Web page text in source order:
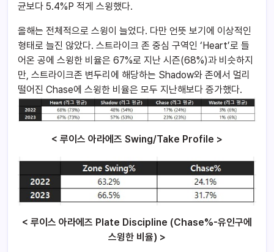
균보다 5.4%P 적게 스윙했다.
올해는 전체적으로 스윙이 늘었다. 다만 언뜻 보기에 이상적인
형태로 늘진 않았다. 스트라이크 존 중심 구역인 ‘Heart’로 들
어온 공에 스윙한 비율은 67%로 지난 시즌(68%)과 비슷하지
만, 스트라이크존 변두리에 해당하는 Shadow와 존에서 멀리
떨어진 Chase에 스윙한 비율은 모두 지난해보다 증가했다.
< 루이스 아라에즈 Swing/Take Profile >
< 루이스 아라에즈 Plate Discipline (Chase%-유인구에
스윙한 비율) >